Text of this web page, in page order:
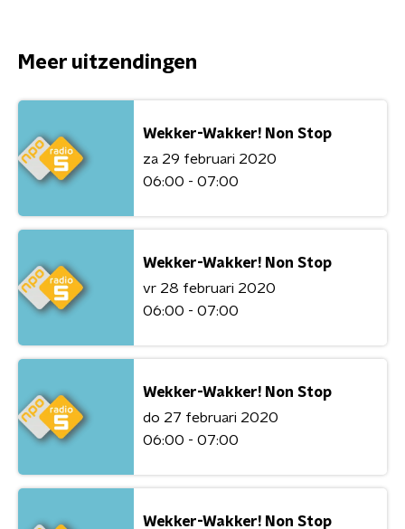
Meer uitzendingen
Wekker-Wakker! Non Stop
za 29 februari 2020
06:00 - 07:00
Wekker-Wakker! Non Stop
vr 28 februari 2020
06:00 - 07:00
Wekker-Wakker! Non Stop
do 27 februari 2020
06:00 - 07:00
Wekker-Wakker! Non Stop